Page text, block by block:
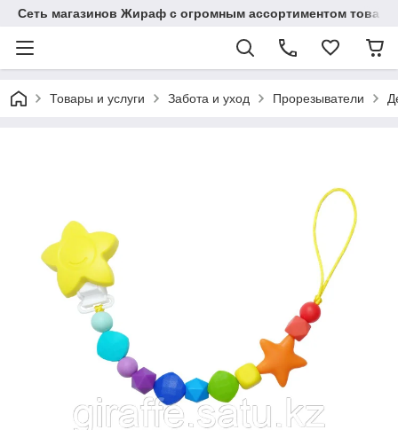
Сеть магазинов Жираф с огромным ассортиментом
Товары и услуги Забота и уход Прорезыватели